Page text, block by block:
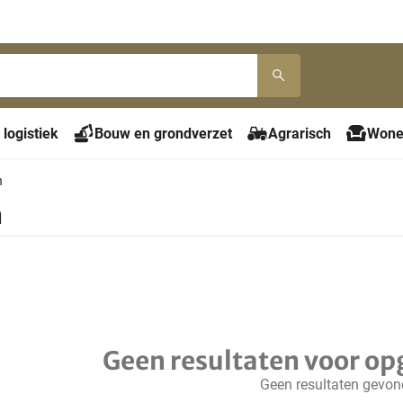
logistiek Bouw en grondverzet Agrarisch
Geen resultaten voor
Geen resultaten